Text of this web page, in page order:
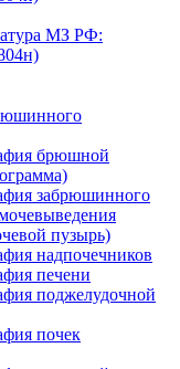
МЗ РФ:
брюшной
забрюшинного
пузырь)
надпочечников
печени
поджелудочной
почек